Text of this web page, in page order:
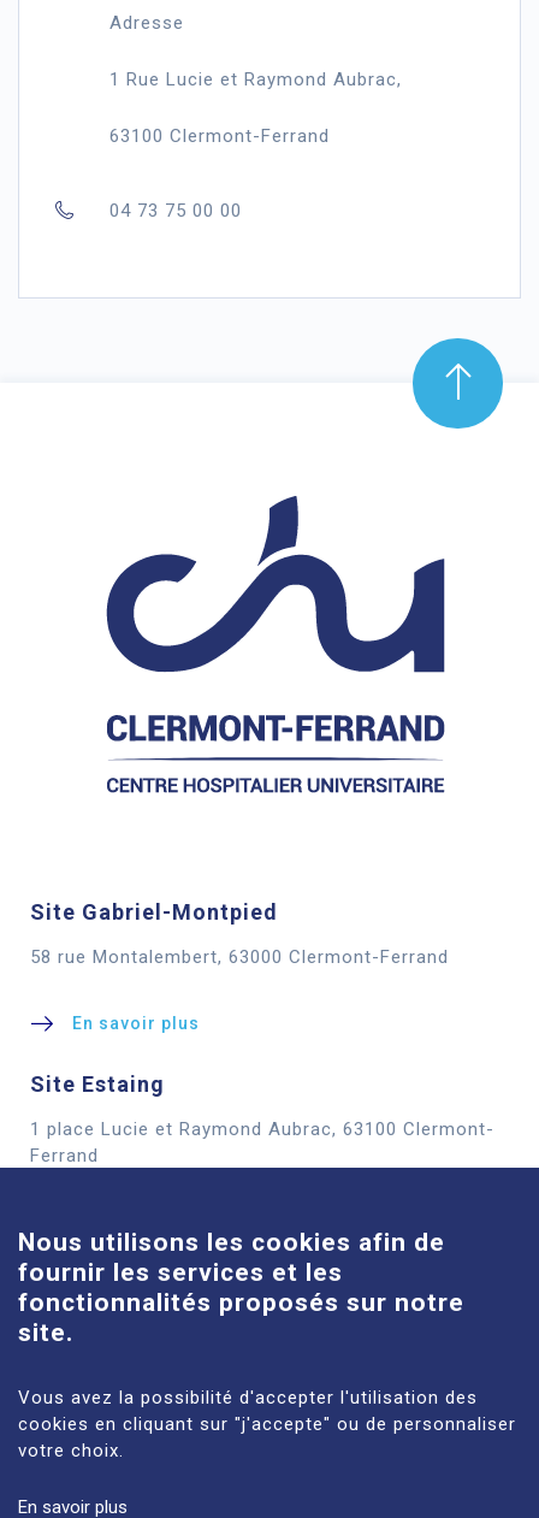
Adresse
1 Rue Lucie et Raymond Aubrac,
63100 Clermont-Ferrand
04 73 75 00 00
Site Gabriel-Montpied
58 rue Montalembert, 63000 Clermont-Ferrand
En savoir plus
Site Estaing
1 place Lucie et Raymond Aubrac, 63100 Clermont-
Ferrand
Site Louise-Michel
61 route de Châteaugay, 63118 Cébazat
En savoir plus
MENTIONS LÉGALES
Nous utilisons les cookies afin de
fournir les services et les
fonctionnalités proposés sur notre
site.
Vous avez la possibilité d'accepter l'utilisation des
cookies en cliquant sur "j'accepte" ou de personnaliser
votre choix.
En savoir plus